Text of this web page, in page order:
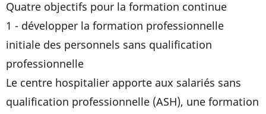
Quatre objectifs pour la formation continue
1 - développer la formation professionnelle
initiale des personnels sans qualification
professionnelle
Le centre hospitalier apporte aux salariés sans
qualification professionnelle (ASH), une formation